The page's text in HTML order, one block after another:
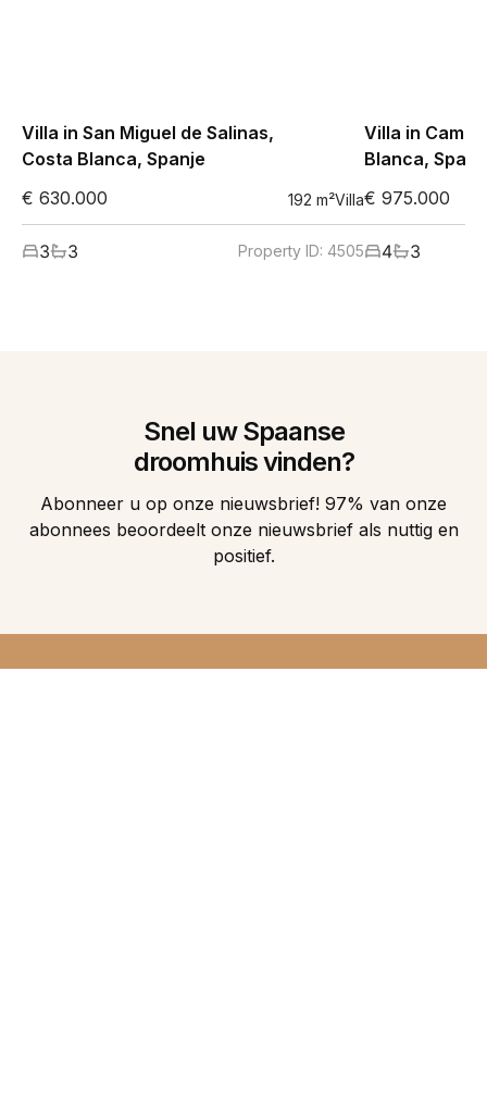
Villa in San Miguel de Salinas,
Costa Blanca, Spanje
€ 630.000
192 m²Villa
3 3 Property ID: 4505
Villa in
Blanca,
€ 975.000
4 3
Snel uw Spaanse
droomhuis vinden?
Abonneer u op onze nieuwsbrief! 97% van onze
abonnees beoordeelt onze nieuwsbrief als nuttig en
positief.